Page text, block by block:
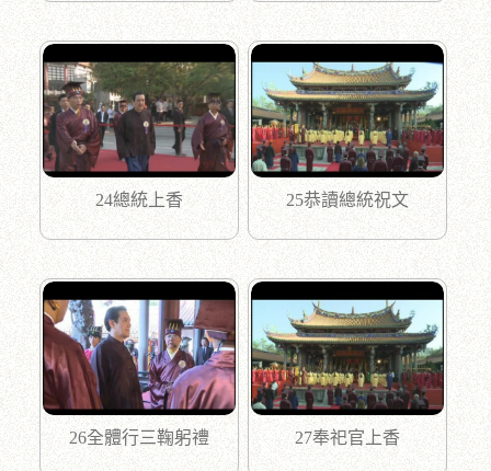
24總統上香 25恭讀總統祝文
26全體行三鞠躬禮 27奉祀官上香